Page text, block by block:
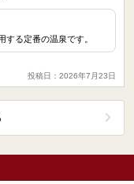
する定番の温泉です。
投稿日：2026年7月23日